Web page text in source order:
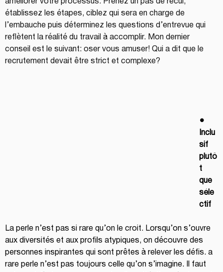
établissez les étapes, ciblez qui sera en charge de
l’embauche puis déterminez les questions d’entrevue qui
reflètent la réalité du travail à accomplir. Mon dernier
conseil est le suivant: oser vous amuser! Qui a dit que le
recrutement devait être strict et complexe?
●
Inclu
sif
plutô
t
que
séle
ctif
La perle n’est pas si rare qu’on le croit. Lorsqu’on s’ouvre
aux diversités et aux profils atypiques, on découvre des
personnes inspirantes qui sont prêtes à relever les défis. a
rare perle n’est pas toujours celle qu’on s’imagine. Il faut